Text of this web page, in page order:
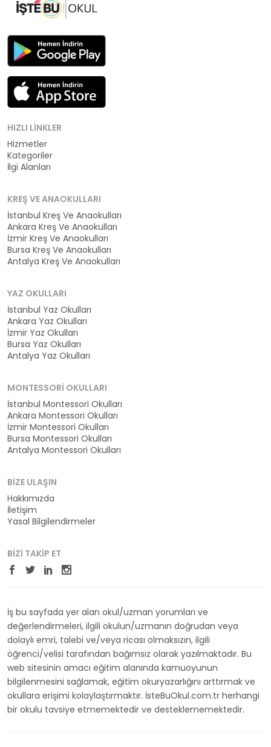
HIZLI LINKLER
Hizmetler
Kategoriler
İlgi Alanları
KREŞ VE ANAOKULLARI
İstanbul Kreş Ve Anaokulları
Ankara Kreş Ve Anaokulları
İzmir Kreş Ve Anaokulları
Bursa Kreş Ve Anaokulları
Antalya Kreş Ve Anaokulları
YAZ OKULLARI
İstanbul Yaz Okulları
Ankara Yaz Okulları
İzmir Yaz Okulları
Bursa Yaz Okulları
Antalya Yaz Okulları
MONTESSORI OKULLARI
İstanbul Montessori Okulları
Ankara Montessori Okulları
İzmir Montessori Okulları
Bursa Montessori Okulları
Antalya Montessori Okulları
BIZE ULAŞIN
Hakkımızda
İletişim
Yasal Bilgilendirmeler
BIZI TAKIP ET
İş bu sayfada yer alan okul/uzman yorumları ve
değerlendirmeleri, ilgili okulun/uzmanın doğrudan veya
dolaylı emri, talebi ve/veya ricası olmaksızın, ilgili
öğrenci/velisi tarafından bağımsız olarak yazılmaktadır. Bu
web sitesinin amacı eğitim alanında kamuoyunun
bilgilenmesini sağlamak, eğitim okuryazarlığını arttırmak ve
okullara erişimi kolaylaştırmaktır. İsteBuOkul.com.tr herhangi
bir okulu tavsiye etmemektedir ve desteklememektedir.